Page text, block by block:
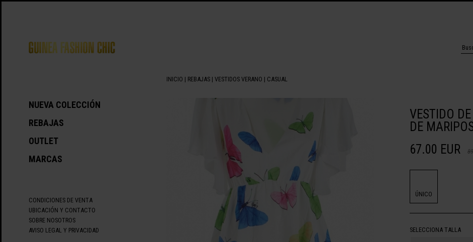
INICIO | REBAJAS| VESTIDOS VERANO | CASUAL
NUEVA COLECCIÓN
REBAJAS
OUTLET
MARCAS
CONDICIONES DE VENTA
UBICACIÓN Y CONTACTO
SOBRE NOSOTROS
AVISO LEGAL Y PRIVACIDAD
VESTIDO
DE
67.00 EUR
ÚNICO
SELECCIONA TALLA